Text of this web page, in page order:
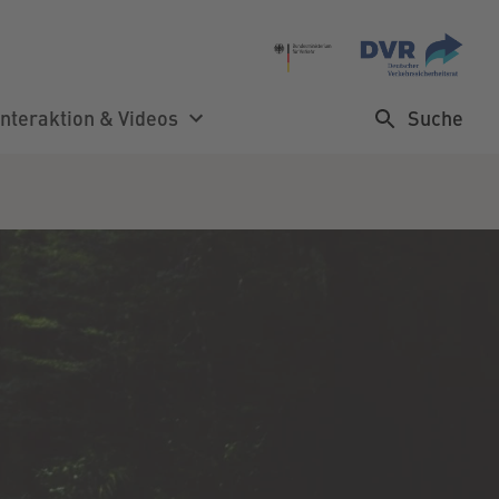
& Videos Suche